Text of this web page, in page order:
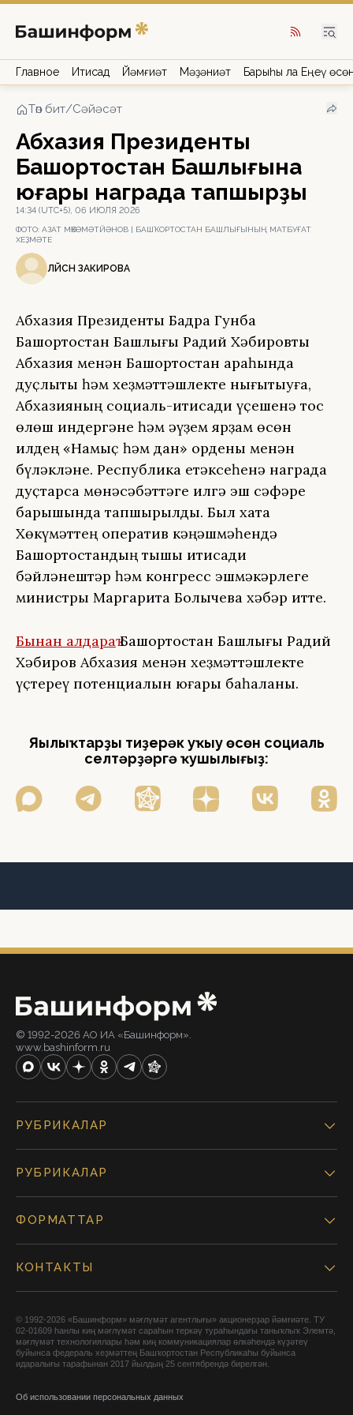
Главное Иҡтисад Йәмғиәт Мәҙәниәт Барыһы ла Еңеү
Төп бит/Сәйәсәт
Абхазия Президенты
Башҡортостан Башлығына
юғары награда тапшырҙы
14:34 (UTC+5), 06 ИЮЛЯ 2026
ФОТО: АЗАТ МӨХӘМӘТЙӘНОВ | БАШҠОРТОСТАН БАШЛЫҒЫНЫҢ МАТБУҒАТ
ХЕҘМӘТЕ
ЛӘЙСӘН ЗАКИРОВА
Абхазия Президенты Бадра Гунба
Башҡортостан Башлығы Радий Хәбировты
Абхазия менән Башҡортостан араһында
дуҫлыҡты һәм хеҙмәттәшлекте нығытыуға,
Абхазияның социаль-иҡтисади үҫешенә тос
өлөш индергәне һәм әүҙем ярҙам өсөн
илдең «Намыҫ һәм дан» ордены менән
бүләкләне. Республика етәксеһенә награда
дуҫтарса мөнәсәбәттәге илгә эш сәфәре
барышында тапшырылды. Был хаҡта
Хөкүмәттең оператив кәңәшмәһендә
Башҡортостандың тышҡы иҡтисади
бәйләнештәр һәм конгресс эшмәкәрлеге
министры Маргарита Болычева хәбәр итте.
Бынан алдараҡБашҡортостан Башлығы Радий
Хәбиров Абхазия менән хеҙмәттәшлекте
үҫтереү потенциалын юғары баһаланы.
Яңылыҡтарҙы тиҙерәк уҡыу өсөн социаль
селтәрҙәргә ҡушылығыҙ:
© 1992-2026 АО ИА «Башинформ».
www.bashinform.ru
РУБРИКАЛАР
РУБРИКАЛАР
ФОРМАТТАР
КОНТАКТЫ
© 1992-2026 «Башинформ» мәғлүмәт агентлығы» акционерҙар йәмғиәте. ТУ
02-01609 һанлы киң мәғлүмәт сараһын теркәү тураһындағы таныҡлыҡ Элемтә,
мәғлүмәт технологиялары һәм киң коммуникациялар өлкәһендә күҙәтеү
буйынса федераль хеҙмәттең Башҡортостан Республикаһы буйынса
идаралығы тарафынан 2017 йылдың 25 сентябрендә бирелгән.
Об использовании персональных данных